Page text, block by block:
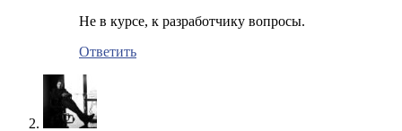
Не в курсе, к разработчику вопросы.
Ответить